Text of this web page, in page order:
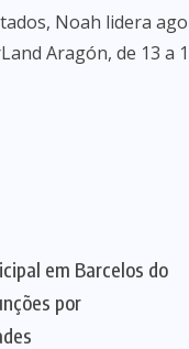
Noah lidera
Aragón, de 13 a
em Barcelos do
por